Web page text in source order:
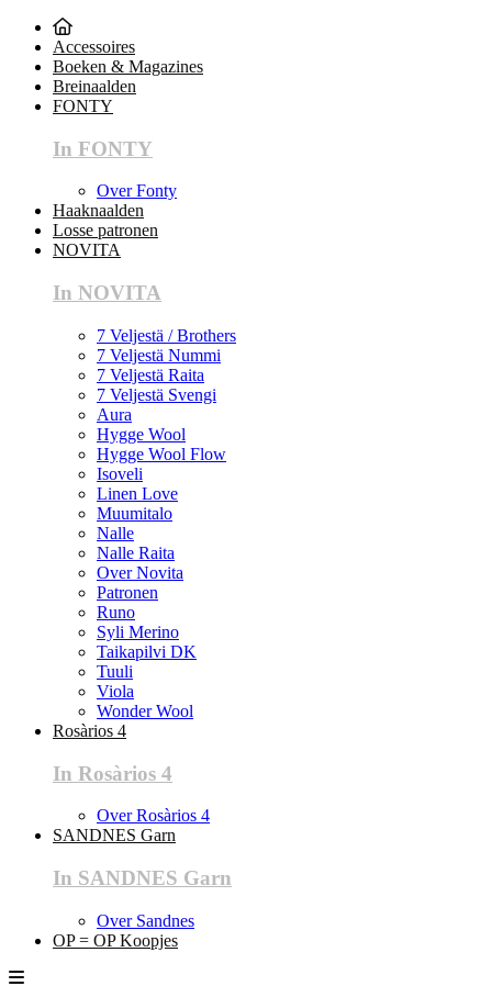
Accessoires
Boeken & Magazines
Breinaalden
FONTY
In FONTY
Over Fonty
Haaknaalden
Losse patronen
NOVITA
In NOVITA
7 Veljestä / Brothers
7 Veljestä Nummi
7 Veljestä Raita
7 Veljestä Svengi
Aura
Hygge Wool
Hygge Wool Flow
Isoveli
Linen Love
Muumitalo
Nalle
Nalle Raita
Over Novita
Patronen
Runo
Syli Merino
Taikapilvi DK
Tuuli
Viola
Wonder Wool
Rosàrios 4
In Rosàrios 4
Over Rosàrios 4
SANDNES Garn
In SANDNES Garn
Over Sandnes
OP = OP Koopjes